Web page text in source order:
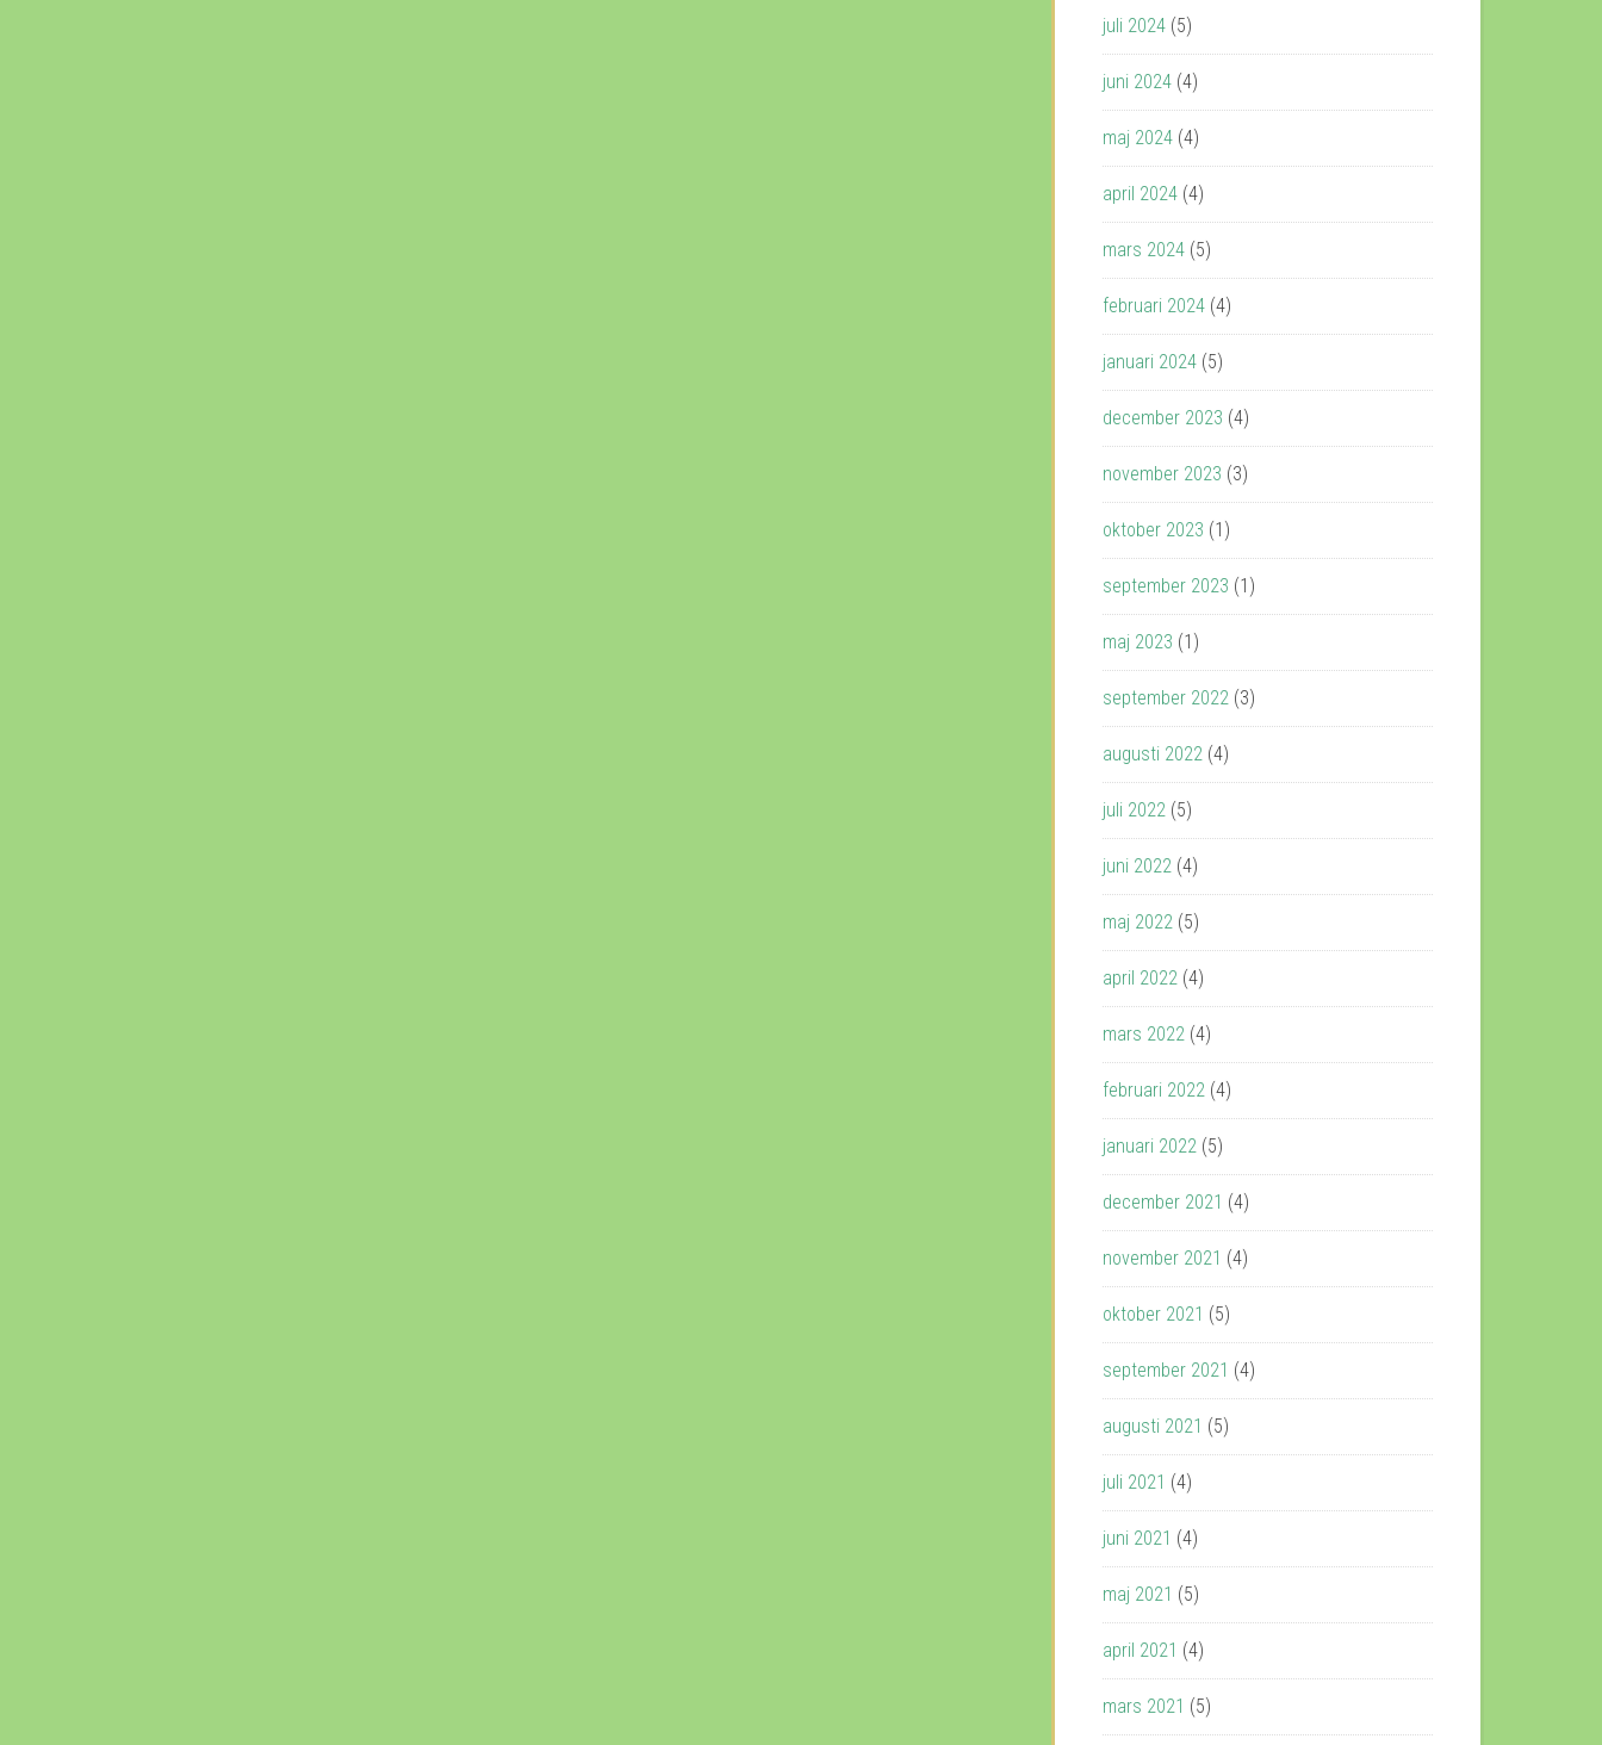
juli 2024 (5)
juni 2024 (4)
maj 2024 (4)
april 2024 (4)
mars 2024 (5)
februari 2024 (4)
januari 2024 (5)
december 2023 (4)
november 2023 (3)
oktober 2023 (1)
september 2023 (1)
maj 2023 (1)
september 2022 (3)
augusti 2022 (4)
juli 2022 (5)
juni 2022 (4)
maj 2022 (5)
april 2022 (4)
mars 2022 (4)
februari 2022 (4)
januari 2022 (5)
december 2021 (4)
november 2021 (4)
oktober 2021 (5)
september 2021 (4)
augusti 2021 (5)
juli 2021 (4)
juni 2021 (4)
maj 2021 (5)
april 2021 (4)
mars 2021 (5)